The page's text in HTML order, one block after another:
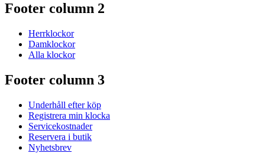
Footer column 2
Herrklockor
Damklockor
Alla klockor
Footer column 3
Underhåll efter köp
Registrera min klocka
Servicekostnader
Reservera i butik
Nyhetsbrev